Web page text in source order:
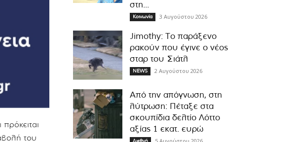
του
στη...
Κοινωνία 3 Αυγούστου 2026
Jimothy: Το παράξενο
ρακούν που έγινε ο νέος
σταρ του Σιάτλ
NEWS 2 Αυγούστου 2026
Από την απόγνωση, στη
λύτρωση: Πέταξε στα
σκουπίδια δελτίο Λόττο
αξίας 1 εκατ. ευρώ